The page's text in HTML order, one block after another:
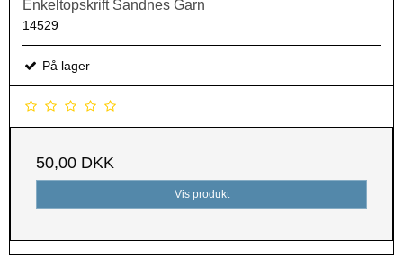
Enkeltopskrift Sandnes Garn
14529
På lager
50,00 DKK
Vis produkt